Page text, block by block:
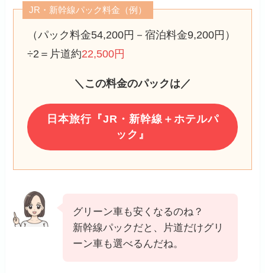
JR・新幹線パック料金（例）
（パック料金54,200円－宿泊料金9,200円）
÷2＝片道約22,500円
＼この料金のパックは／
日本旅行『JR・新幹線＋ホテルパ
ック』
グリーン車も安くなるのね？
新幹線パックだと、片道だけグリ
ーン車も選べるんだね。